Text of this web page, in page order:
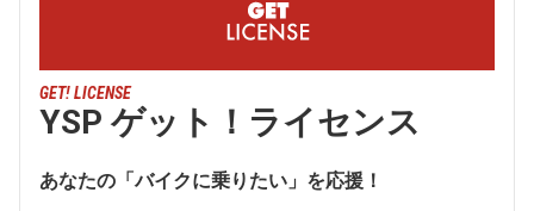
GET! LICENSE
YSP ゲット！ライセンス
あなたの「バイクに乗りたい」を応援！